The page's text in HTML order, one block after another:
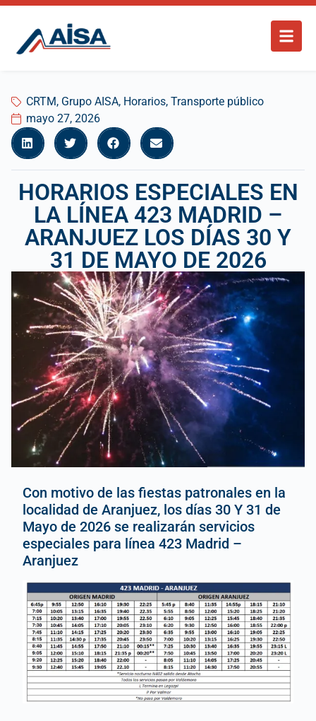
CRTM, Grupo AISA, Horarios, Transporte público
mayo 27, 2026
HORARIOS ESPECIALES EN
LA LÍNEA 423 MADRID –
ARANJUEZ LOS DÍAS 30 Y
31 DE MAYO DE 2026
Con motivo de las fiestas patronales en la
localidad de Aranjuez, los días 30 Y 31 de
Mayo de 2026 se realizarán servicios
especiales para línea 423 Madrid –
Aranjuez